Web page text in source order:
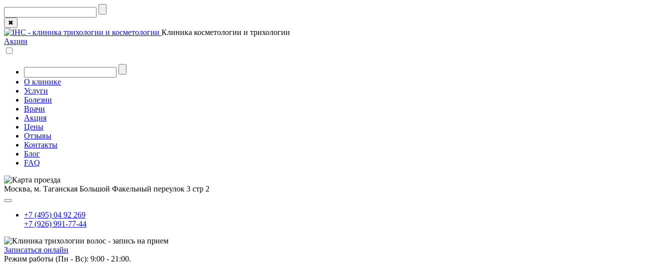
✖
Клиника косметологии и трихологии
Акции
О клинике
Услуги
Болезни
Врачи
Акция
Цены
Отзывы
Контакты
Блог
FAQ
Москва, м. Таганская Большой Факельный переулок 3 стр 2
+7 (495) 04 92 269
+7 (926) 991-77-44
Записаться онлайн
Режим работы (Пн - Вс): 9:00 - 21:00.